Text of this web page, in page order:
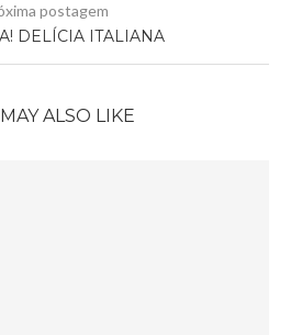
postagem
DELÍCIA ITALIANA
ALSO LIKE